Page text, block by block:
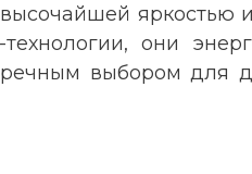
яркостью
они
выбором для